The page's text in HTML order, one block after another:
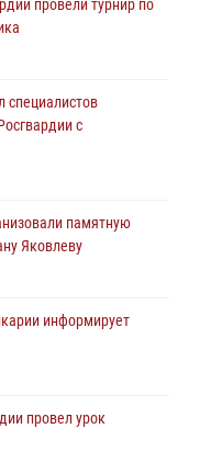
провели турнир по
специалистов
с
памятную
Яковлеву
информирует
провел урок